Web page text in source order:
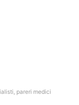
pareri medici